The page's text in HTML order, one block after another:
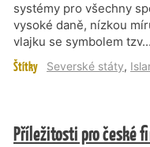
systémy pro všechny
vysoké daně, nízkou
vlajku se symbolem
Štítky Severské státy,
Příležitosti pro české